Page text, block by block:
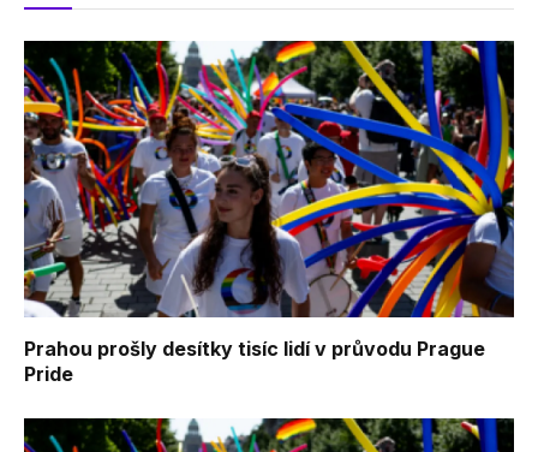
Prahou prošly desítky tisíc lidí v průvodu Prague
Pride